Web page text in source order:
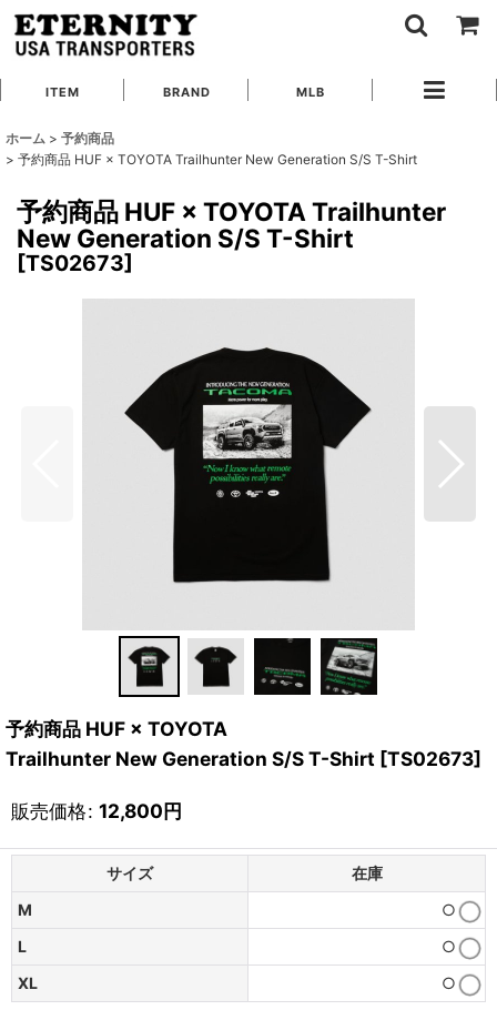
ITEM BRAND MLB
ホーム > 予約商品
> 予約商品 HUF × TOYOTA Trailhunter New Generation S/S T-Shirt
予約商品 HUF × TOYOTA Trailhunter
New Generation S/S T-Shirt
[TS02673]
予約商品 HUF × TOYOTA
Trailhunter New Generation S/S T-Shirt [TS02673]
販売価格: 12,800円
サイズ
在庫
M
○
L
○
XL
○